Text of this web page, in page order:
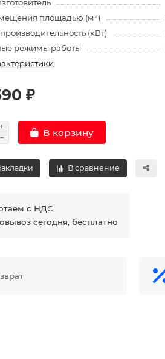
площадью (м²)
(кВт)
режимы работы
₽
В корзину
В сравнение
с НДС
сегодня, бесплатно